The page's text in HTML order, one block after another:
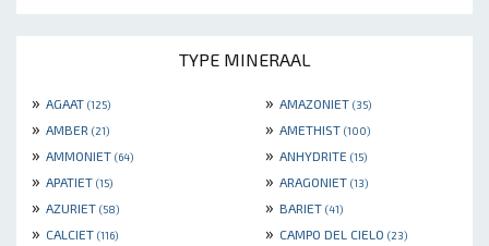
TYPE MINERAAL
» AGAAT (125) » AMAZONIET (35)
» AMBER (21) » AMETHIST (100)
» AMMONIET (64) » ANHYDRITE (15)
» APATIET (15) » ARAGONIET (13)
» AZURIET (58) » BARIET (41)
» CALCIET (116) » CAMPO DEL CIELO (23)